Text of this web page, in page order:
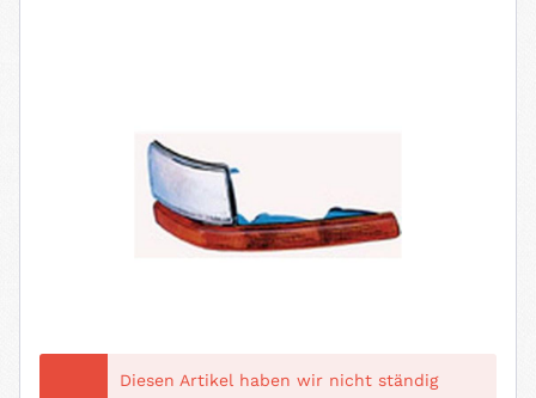
Diesen Artikel haben wir nicht ständig